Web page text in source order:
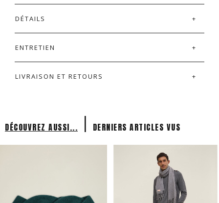
DÉTAILS
ENTRETIEN
LIVRAISON ET RETOURS
DÉCOUVREZ AUSSI... | DERNIERS ARTICLES VUS